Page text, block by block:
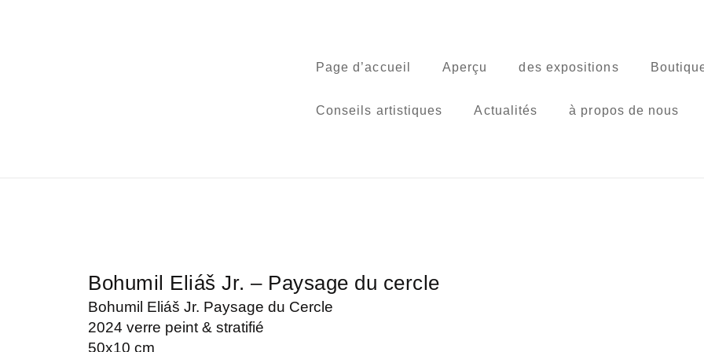
Page d’accueil Aperçu des expositions
Conseils artistiques Actualités à propos de nous
Bohumil Eliáš Jr. – Paysage du cercle
Bohumil Eliáš Jr. Paysage du Cercle
2024 verre peint & stratifié
50x10 cm